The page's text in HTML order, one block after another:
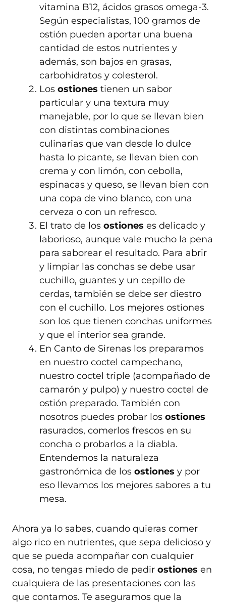
vitamina B12, ácidos grasos omega-3.
Según especialistas, 100 gramos de
ostión pueden aportar una buena
cantidad de estos nutrientes y
además, son bajos en grasas,
carbohidratos y colesterol.
Los ostiones tienen un sabor
particular y una textura muy
manejable, por lo que se llevan bien
con distintas combinaciones
culinarias que van desde lo dulce
hasta lo picante, se llevan bien con
crema y con limón, con cebolla,
espinacas y queso, se llevan bien con
una copa de vino blanco, con una
cerveza o con un refresco.
El trato de los ostiones es delicado y
laborioso, aunque vale mucho la pena
para saborear el resultado. Para abrir
y limpiar las conchas se debe usar
cuchillo, guantes y un cepillo de
cerdas, también se debe ser diestro
con el cuchillo. Los mejores ostiones
son los que tienen conchas uniformes
y que el interior sea grande.
En Canto de Sirenas los preparamos
en nuestro coctel campechano,
nuestro coctel triple (acompañado de
camarón y pulpo) y nuestro coctel de
ostión preparado. También con
nosotros puedes probar los ostiones
rasurados, comerlos frescos en su
concha o probarlos a la diabla.
Entendemos la naturaleza
gastronómica de los ostiones y por
eso llevamos los mejores sabores a tu
mesa.
Ahora ya lo sabes, cuando quieras comer
algo rico en nutrientes, que sepa delicioso y
que se pueda acompañar con cualquier
cosa, no tengas miedo de pedir ostiones en
cualquiera de las presentaciones con las
que contamos. Te aseguramos que la